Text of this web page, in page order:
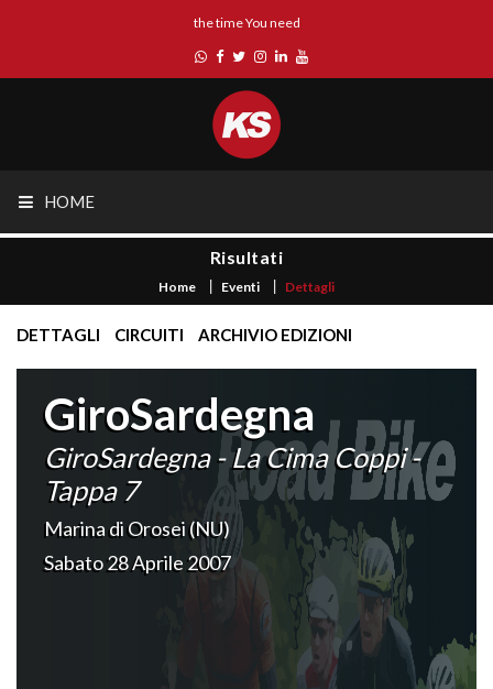
the time You need
HOME
Risultati
Home Eventi Dettagli
DETTAGLI CIRCUITI ARCHIVIO EDIZIONI
GiroSardegna
GiroSardegna - La Cima Coppi -
Tappa 7
Marina di Orosei (NU)
Sabato 28 Aprile 2007